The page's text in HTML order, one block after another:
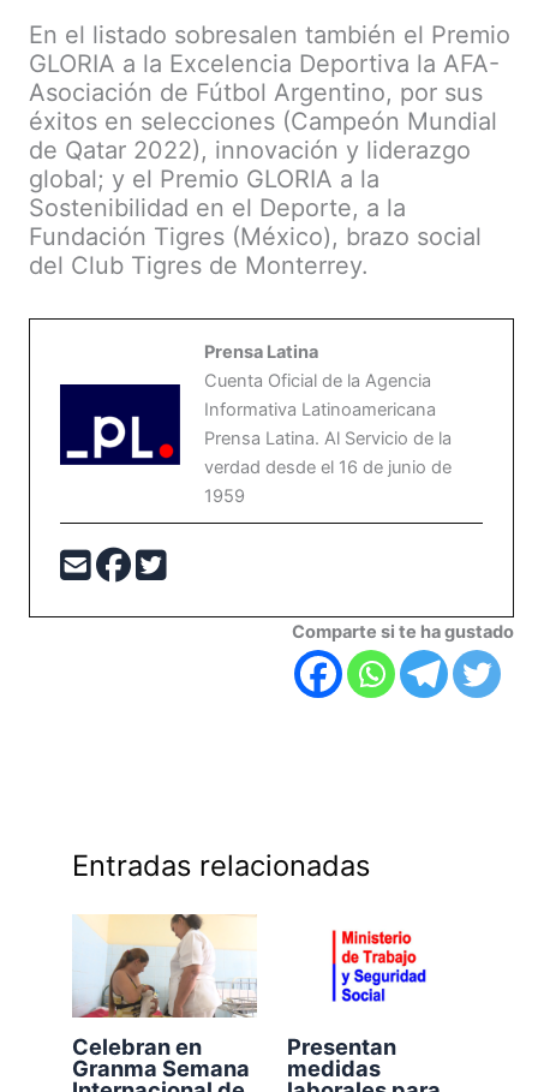
En el listado sobresalen también el Premio
GLORIA a la Excelencia Deportiva la AFA-
Asociación de Fútbol Argentino, por sus
éxitos en selecciones (Campeón Mundial
de Qatar 2022), innovación y liderazgo
global; y el Premio GLORIA a la
Sostenibilidad en el Deporte, a la
Fundación Tigres (México), brazo social
del Club Tigres de Monterrey.
Prensa Latina
Cuenta Oficial de la Agencia
Informativa Latinoamericana
Prensa Latina. Al Servicio de la
verdad desde el 16 de junio de
1959
Comparte si te ha gustado
Entradas relacionadas
Celebran en
Granma Semana
Presentan
medidas